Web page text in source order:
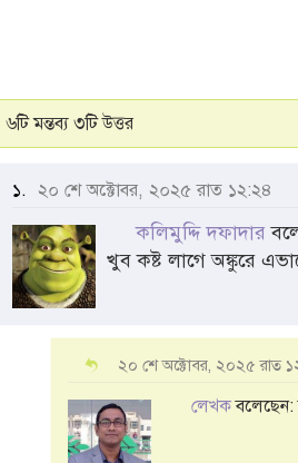
৬টি মন্তব্য ৩টি উত্তর
১. ২০ শে অক্টোবর, ২০২৫ রাত ১২:২৪
কলিমুদ্দি দফাদার
খুব কষ্ট লাগে অঙ্কুরে
২০ শে অক্টোবর, ২০২৫ রাত
লেখকবলেছেন: